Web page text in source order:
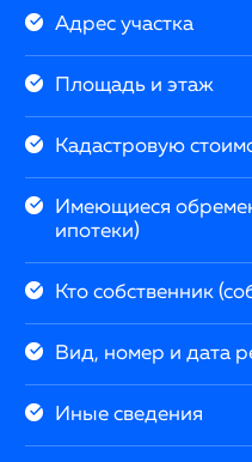
Адрес участка
Площадь и этаж
Кадастровую
Имеющиеся
ипотеки)
Кто собственник
Вид, номер и дата
Иные сведения